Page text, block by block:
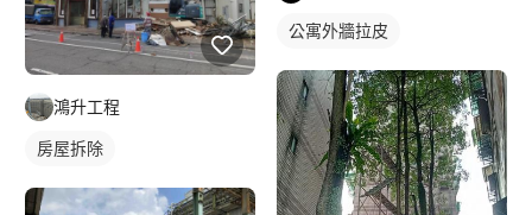
鴻升工程
房屋拆除
公寓外牆拉皮